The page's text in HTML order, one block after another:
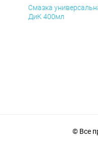
Смазка
ДиК 400мл
© Все